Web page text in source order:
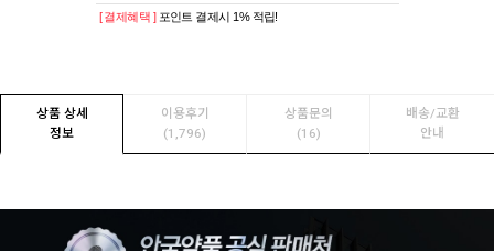
[ 결제혜택 ] 포인트 결제시 1% 적립!
상품 상세
정보
이용후기
(1,796)
상품문의
(16)
배송/교환
안내